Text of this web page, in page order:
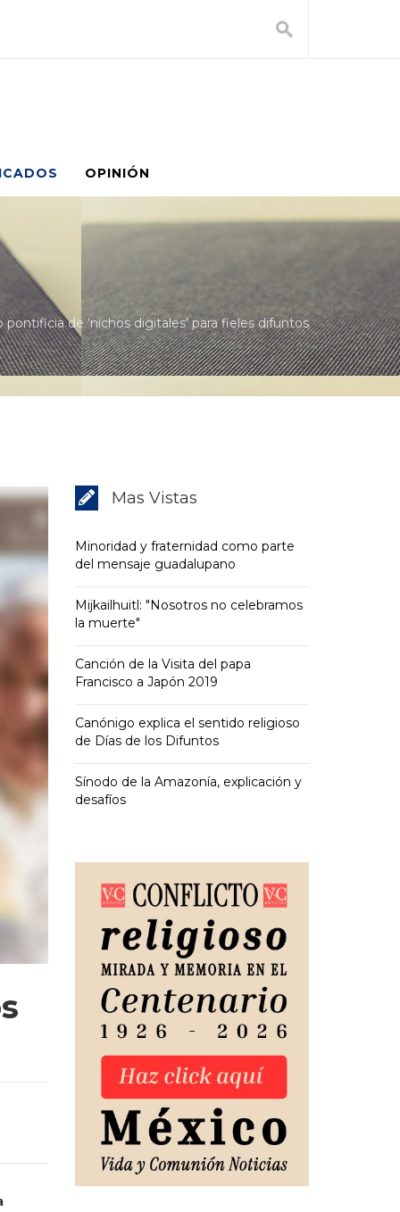
OPINIÓN
pontificia de ‘nichos digitales’ para fieles difuntos
Mas Vistas
Minoridad y fraternidad como parte
del mensaje guadalupano
Mijkailhuitl: "Nosotros no celebramos
la muerte"
Canción de la Visita del papa
Francisco a Japón 2019
Canónigo explica el sentido religioso
de Días de los Difuntos
Sínodo de la Amazonía, explicación y
desafíos